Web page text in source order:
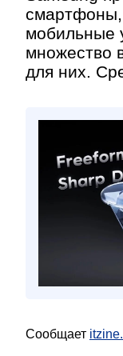
мобильные
множество
для них.
Сообщает